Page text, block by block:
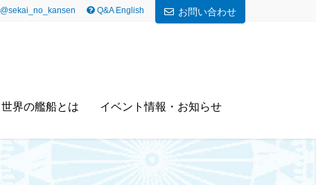
@sekai_no_kansen Q&A English お問い合わせ
世界の艦船とは イベント情報・お知らせ